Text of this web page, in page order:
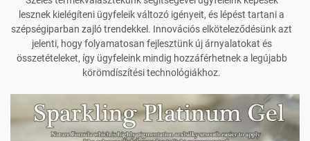
lesznek kielégíteni ügyfeleik változó igényeit, és lépést tartani a
szépségiparban zajló trendekkel. Innovációs elköteleződésünk azt
jelenti, hogy folyamatosan fejlesztünk új árnyalatokat és
összetételeket, így ügyfeleink mindig hozzáférhetnek a legújabb
körömdíszítési technológiákhoz.